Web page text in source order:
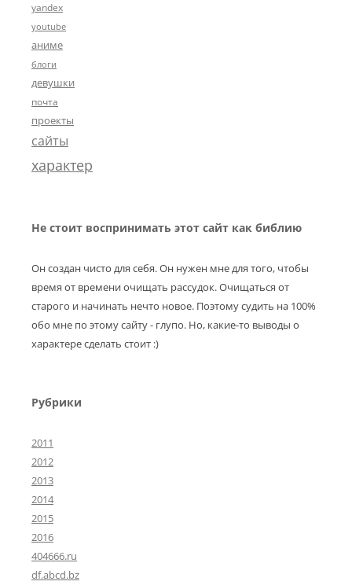
yandex
youtube
аниме
блоги
девушки
почта
проекты
сайты
характер
Не стоит воспринимать этот сайт как библию
Он создан чисто для себя. Он нужен мне для того, чтобы
время от времени очищать рассудок. Очищаться от
старого и начинать нечто новое. Поэтому судить на 100%
обо мне по этому сайту - глупо. Но, какие-то выводы о
характере сделать стоит :)
Рубрики
2011
2012
2013
2014
2015
2016
404666.ru
df.abcd.bz